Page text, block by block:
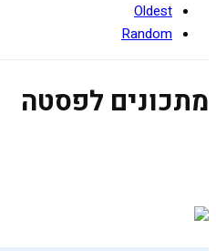
Oldest
Random
מתכונים לפסטה